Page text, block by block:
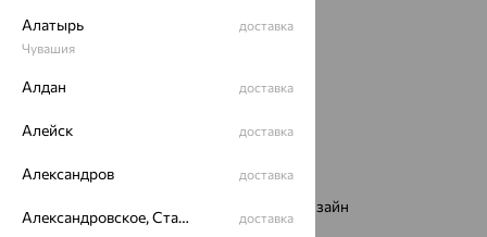
Вид изделия:
Вес:5.26 — 5.36
Металл:
Страна происхождения:
РОССИЯ
Вид покрытия:
Европейский дизайн
SOKOLOV
Алатырь
Чувашия
доставка
Алдан доставка
Алейск доставка
Александров доставка
Александровское, Ставропольский край доставка